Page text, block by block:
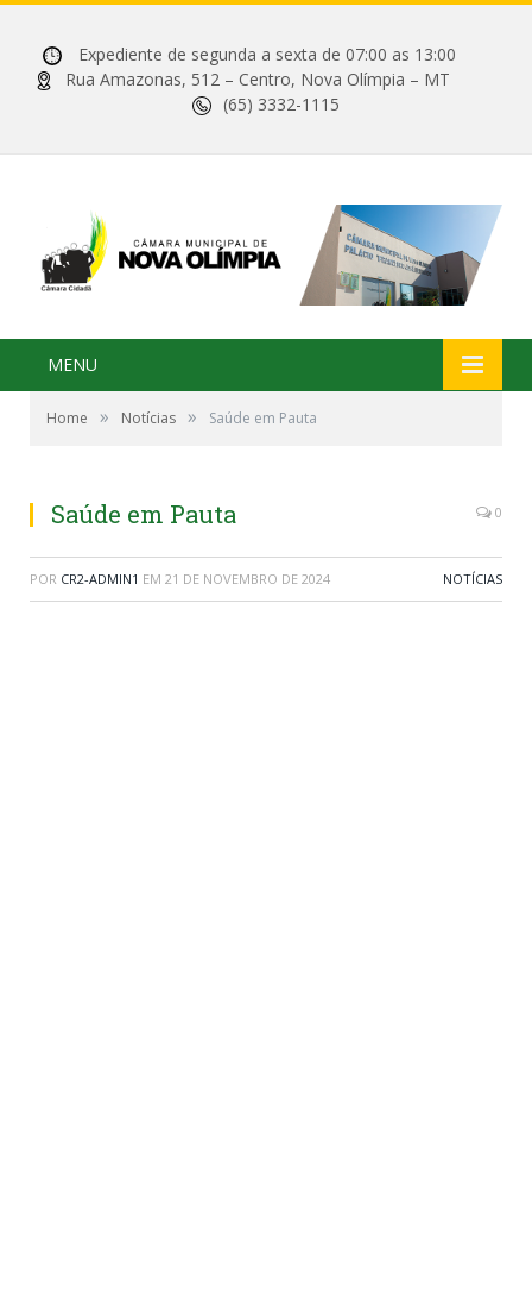
Expediente de segunda a sexta de 07:00 as 13:00
Rua Amazonas, 512 – Centro, Nova Olímpia – MT
(65) 3332-1115
MENU
Home » Notícias » Saúde em Pauta
Saúde em Pauta 0
POR CR2-ADMIN1 EM 21 DE NOVEMBRO DE 2024 NOTÍCIAS